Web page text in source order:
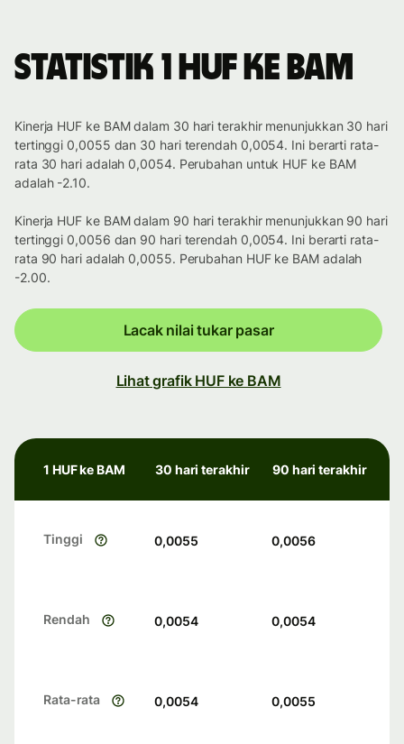
Statistik 1 HUF ke BAM
Kinerja HUF ke BAM dalam 30 hari terakhir menunjukkan 30 hari
tertinggi 0,0055 dan 30 hari terendah 0,0054. Ini berarti rata-
rata 30 hari adalah 0,0054. Perubahan untuk HUF ke BAM
adalah -2.10.
Kinerja HUF ke BAM dalam 90 hari terakhir menunjukkan 90 hari
tertinggi 0,0056 dan 90 hari terendah 0,0054. Ini berarti rata-
rata 90 hari adalah 0,0055. Perubahan HUF ke BAM adalah
-2.00.
Lacak nilai tukar pasar
Lihat grafik HUF ke BAM
1 HUF ke BAM 30 hari terakhir 90 hari terakhir
Tinggi 0,0055 0,0056
Rendah 0,0054 0,0054
Rata-rata 0,0054 0,0055